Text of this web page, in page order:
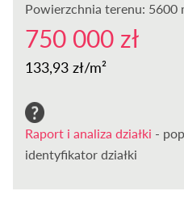
Powierzchnia terenu: 5600
750 000 zł
133,93 zł/m²
Raport i analiza działki -
identyfikator działki